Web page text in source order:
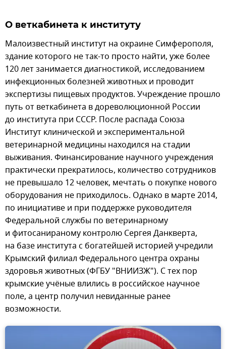
О веткабинета к институту
Малоизвестный институт на окраине Симферополя,
здание которого не так-то просто найти, уже более
120 лет занимается диагностикой, исследованием
инфекционных болезней животных и проводит
экспертизы пищевых продуктов. Учреждение прошло
путь от веткабинета в дореволюционной России
до института при СССР. После распада Союза
Институт клинической и экспериментальной
ветеринарной медицины находился на стадии
выживания. Финансирование научного учреждения
практически прекратилось, количество сотрудников
не превышало 12 человек, мечтать о покупке нового
оборудования не приходилось. Однако в марте 2014,
по инициативе и при поддержке руководителя
Федеральной службы по ветеринарному
и фитосанираному контролю Сергея Данкверта,
на базе института с богатейшей историей учредили
Крымский филиал Федерального центра охраны
здоровья животных (ФГБУ "ВНИИЗЖ"). С тех пор
крымские учёные влились в российское научное
поле, а центр получил невиданные ранее
возможности.